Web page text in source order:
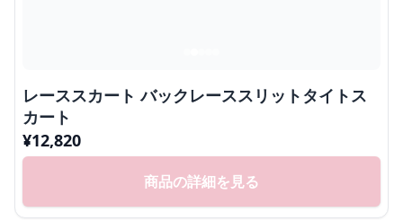
レーススカート バックレーススリットタイトス
カート
¥12,820
商品の詳細を見る